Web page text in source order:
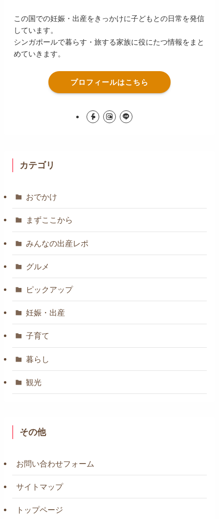
この国での妊娠・出産をきっかけに子どもとの日常を発信
しています。
シンガポールで暮らす・旅する家族に役にたつ情報をまと
めていきます。
プロフィールはこちら
カテゴリ
おでかけ
まずここから
みんなの出産レポ
グルメ
ピックアップ
妊娠・出産
子育て
暮らし
観光
その他
お問い合わせフォーム
サイトマップ
トップページ